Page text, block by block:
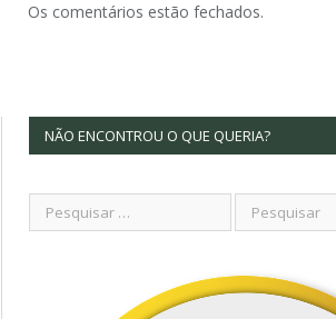
Os comentários estão fechados.
NÃO ENCONTROU O QUE QUERIA?